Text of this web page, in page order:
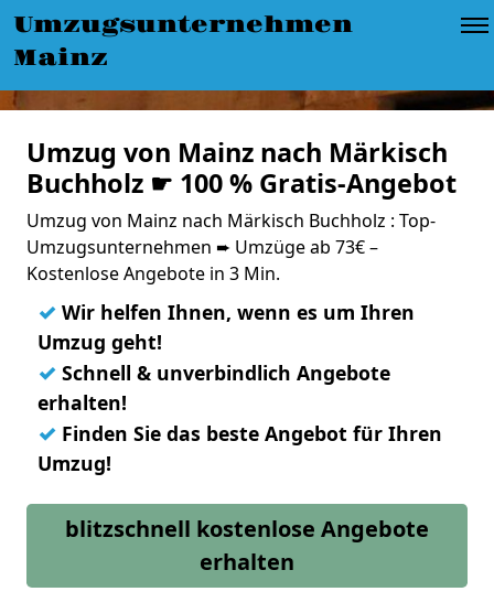
Umzugsunternehmen
Mainz
Umzug von Mainz nach Märkisch
Buchholz ☛ 100 % Gratis-Angebot
Umzug von Mainz nach Märkisch Buchholz : Top-
Umzugsunternehmen ➨ Umzüge ab 73€ –
Kostenlose Angebote in 3 Min.
✓ Wir helfen Ihnen, wenn es um Ihren
Umzug geht!
✓ Schnell & unverbindlich Angebote
erhalten!
✓ Finden Sie das beste Angebot für Ihren
Umzug!
blitzschnell kostenlose Angebote
erhalten